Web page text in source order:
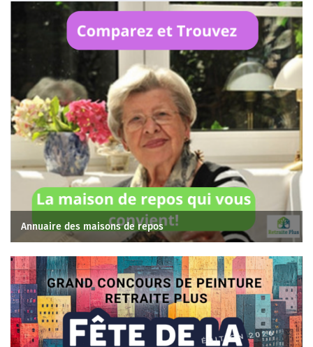
Annuaire des maisons de repos